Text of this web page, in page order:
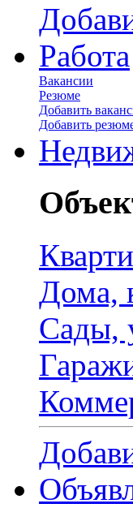
Работа
Вакансии
Резюме
Добавить
Добавить
Дома,
Сады,